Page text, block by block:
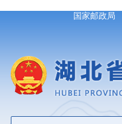
国家邮政局